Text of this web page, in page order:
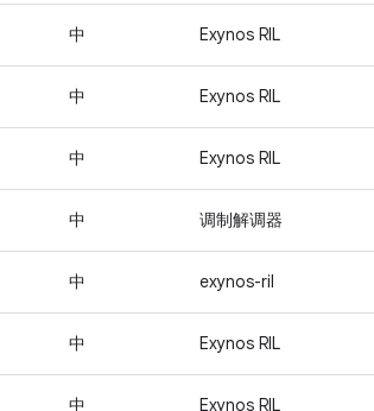
中 Exynos RIL
中 Exynos RIL
中 Exynos RIL
中 调制解调器
中 exynos-ril
中 Exynos RIL
中 Exynos RIL